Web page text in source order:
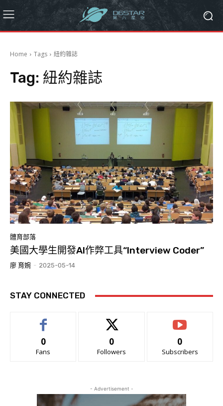
Home Tags 紐約雜誌
Tag: 紐約雜誌
體育部落
美國大學生開發AI作弊工具“Interview Coder”
廖 育婉 - 2025-05-14
STAY CONNECTED
0
Fans
0
Followers
0
Subscribers
- Advertisement -